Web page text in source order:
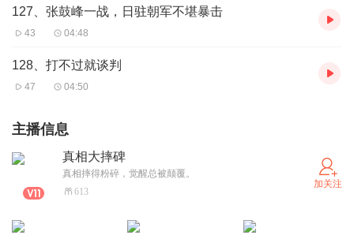
127、张鼓峰一战，日驻朝军不堪暴击
43 04:48
128、打不过就谈判
47 04:50
主播信息
真相大摔碑
真相摔得粉碎，觉醒总被颠覆。
613
加关注